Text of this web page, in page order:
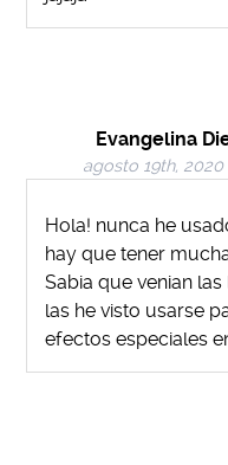
Evangelina
agosto 19th, 2020
Hola! nunca he
hay que tener
Sabia que venian
las he visto usarse
efectos especiales